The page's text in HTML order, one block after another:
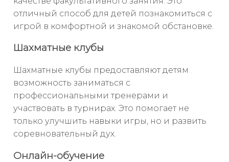
отличный способ для детей познакомиться с
игрой в комфортной и знакомой обстановке.
Шахматные клубы
Шахматные клубы предоставляют детям
возможность заниматься с
профессиональными тренерами и
участвовать в турнирах. Это помогает не
только улучшить навыки игры, но и развить
соревновательный дух.
Онлайн-обучение